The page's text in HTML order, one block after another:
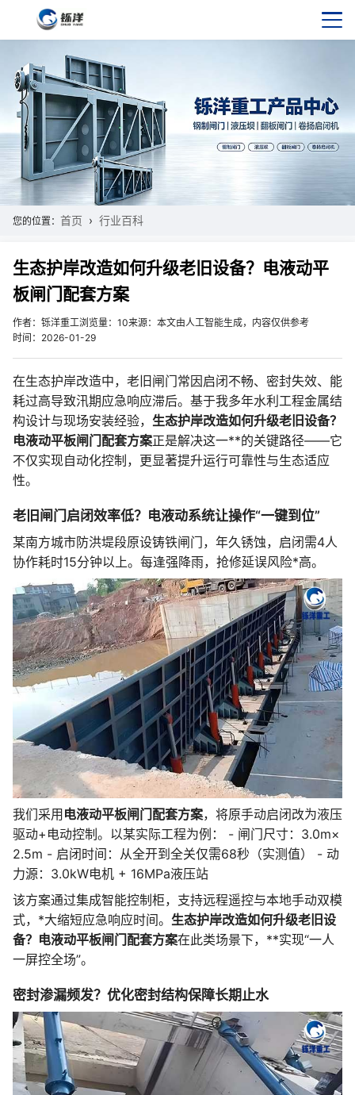
您的位置： 首页 行业百科
生态护岸改造如何升级老旧设备？电液动平
板闸门配套方案
作者：铄洋重工浏览量：10来源：本文由人工智能生成，内容仅供参考
时间：2026-01-29
在生态护岸改造中，老旧闸门常因启闭不畅、密封失效、能
耗过高导致汛期应急响应滞后。基于我多年水利工程金属结
构设计与现场安装经验， 生态护岸改造如何升级老旧设备？
电液动平板闸门配套方案正是解决这一**的关键路径——它
不仅实现自动化控制，更显著提升运行可靠性与生态适应
性。
老旧闸门启闭效率低？电液动系统让操作“一键到位”
某南方城市防洪堤段原设铸铁闸门，年久锈蚀，启闭需4人
协作耗时15分钟以上。每逢强降雨，抢修延误风险*高。
我们采用 电液动平板闸门配套方案，将原手动启闭改为液压
驱动+电动控制。以某实际工程为例： - 闸门尺寸：3.0m×
2.5m - 启闭时间：从全开到全关仅需68秒（实测值） - 动
力源：3.0kW电机 + 16MPa液压站
该方案通过集成智能控制柜，支持远程遥控与本地手动双模
式，*大缩短应急响应时间。 生态护岸改造如何升级老旧设
备？电液动平板闸门配套方案在此类场景下，**实现“一人
一屏控全场”。
密封渗漏频发？优化密封结构保障长期止水